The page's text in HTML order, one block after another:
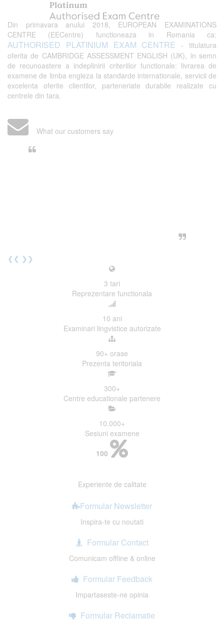
Din primavara anului 2018, EUROPEAN EXAMINATIONS
CENTRE (EECentre) functioneaza in Romania ca:
AUTHORISED PLATINIUM EXAM CENTRE - titulatura
oferita de CAMBRIDGE ASSESSMENT ENGLISH (UK), in semn
de recunoastere a indeplinirii criteriilor functionale: livrarea de
examene de limba engleza la standarde internationale, servicii de
excelenta oferite clientilor, parteneriate durabile realizate cu
centrele din tara.
What our customers say
❮❮ ❯❯
3 tari
Reprezentare functionala
10 ani
Examinari lingvistice autorizate
90+ orase
Prezenta teritoriala
300+
Centre educationale partenere
10.000+
Sesiuni examene
100
Experiente de calitate
Formular Newsletter
Inspira-te cu noutati
Formular Contact
Comunicam offline & online
Formular Feedback
Impartaseste-ne opinia
Formular Reclamatie